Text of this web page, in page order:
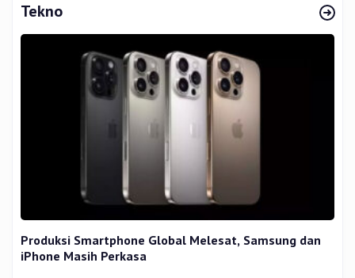
Tekno
Produksi Smartphone Global Melesat, Samsung dan
iPhone Masih Perkasa